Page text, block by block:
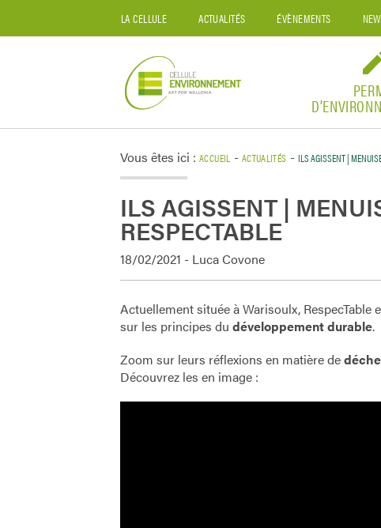
LA CELLULE ACTUALITÉS ÉVÈNEMENTS
Vous êtes ici : ACCUEIL - ACTUALITÉS - ILS AGISSENT |
ILS AGISSENT |
RESPECTABLE
18/02/2021 - Luca Covone
Actuellement située à Warisoulx,
sur les principes du développement durable.
Zoom sur leurs réflexions en matière de
Découvrez les en image :